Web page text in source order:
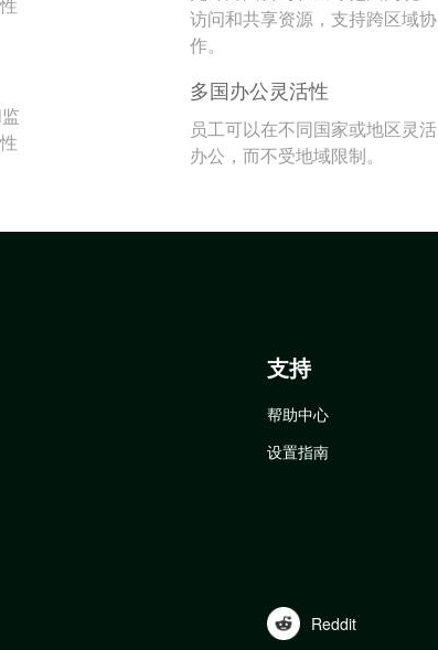
访问和共享资源，支持跨区域协
作。
多国办公灵活性
员工可以在不同国家或地区灵活
办公，而不受地域限制。
支持
帮助中心
设置指南
Reddit